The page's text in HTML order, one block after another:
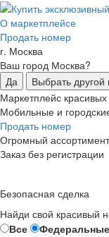
О маркетплейсе
Продать номер
г. Москва
Ваш город Москва?
Да
Выбрать другой
Маркетплейс
Мобильные и
Продать номер
Огромный ассортимент
Заказ без регистрации
Безопасная сделка
Найди свой красивый
Все
Федеральные